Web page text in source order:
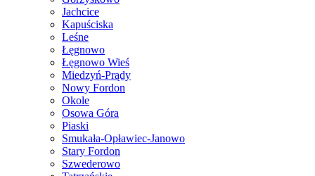
Jachcice
Kapuściska
Leśne
Łęgnowo
Łęgnowo Wieś
Miedzyń-Prądy
Nowy Fordon
Okole
Osowa Góra
Piaski
Smukała-Opławiec-Janowo
Stary Fordon
Szwederowo